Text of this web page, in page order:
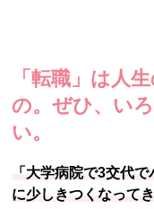
「転職」は人
の。ぜひ、い
い。
「大学病院で3交代
に少しきつくなって